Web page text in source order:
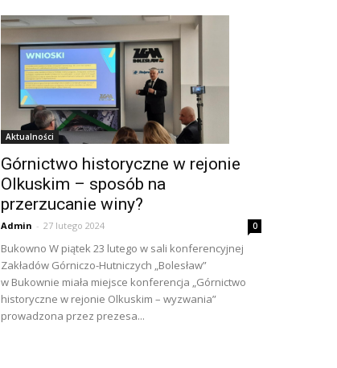
Aktualności
Górnictwo historyczne w rejonie
Olkuskim – sposób na
przerzucanie winy?
Admin - 27 lutego 2024 0
Bukowno W piątek 23 lutego w sali konferencyjnej
Zakładów Górniczo-Hutniczych „Bolesław”
w Bukownie miała miejsce konferencja „Górnictwo
historyczne w rejonie Olkuskim – wyzwania”
prowadzona przez prezesa...